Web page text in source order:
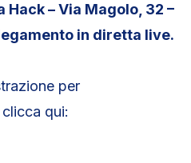
– Via Magolo, 32 –
in diretta live.
per
qui: